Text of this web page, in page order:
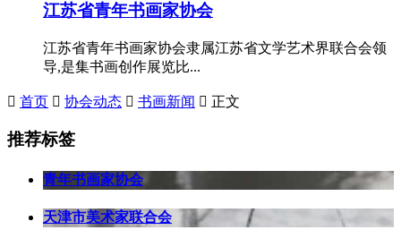
江苏省青年书画家协会
江苏省青年书画家协会隶属江苏省文学艺术界联合会领
导,是集书画创作展览比...
 首页  协会动态  书画新闻  正文
推荐标签
青年书画家协会
天津市美术家联合会